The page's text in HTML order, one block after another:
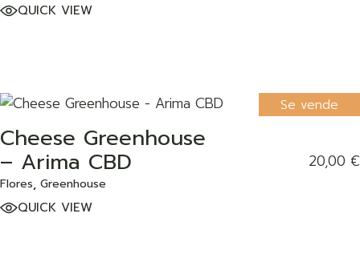
QUICK VIEW
Se vende
ADD TO WISHLIST
Cheese Greenhouse
– Arima CBD
Flores Greenhouse
20,00 €
QUICK VIEW